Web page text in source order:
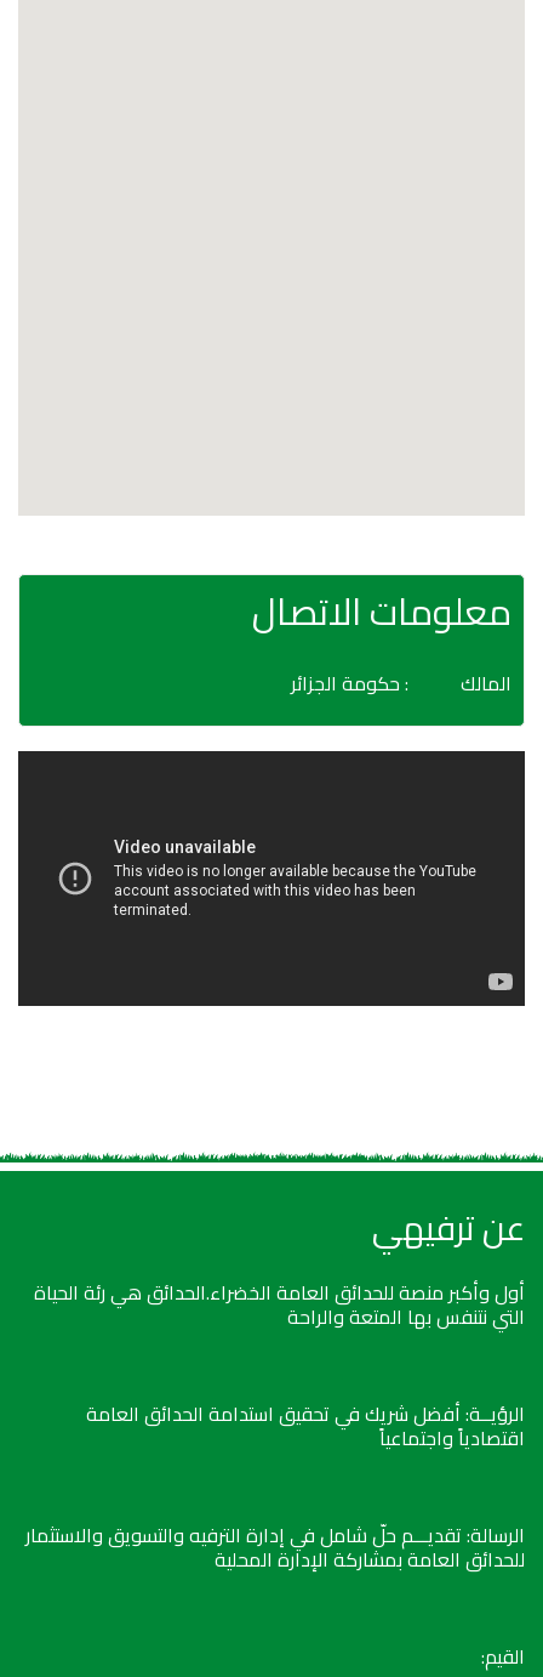
معلومات الاتصال
المالك : حكومة الجزائر
عن ترفيهي
أول وأكبر منصة للحدائق العامة الخضراء.الحدائق هي رئة الحياة
التي نتنفس بها المتعة والراحة
الرؤيــة: أفضل شريك في تحقيق استدامة الحدائق العامة
اقتصادياً واجتماعياً
الرسالة: تقديـــم حلّ شامل في إدارة الترفيه والتسويق والاستثمار
للحدائق العامة بمشاركة الإدارة المحلية
القيم: